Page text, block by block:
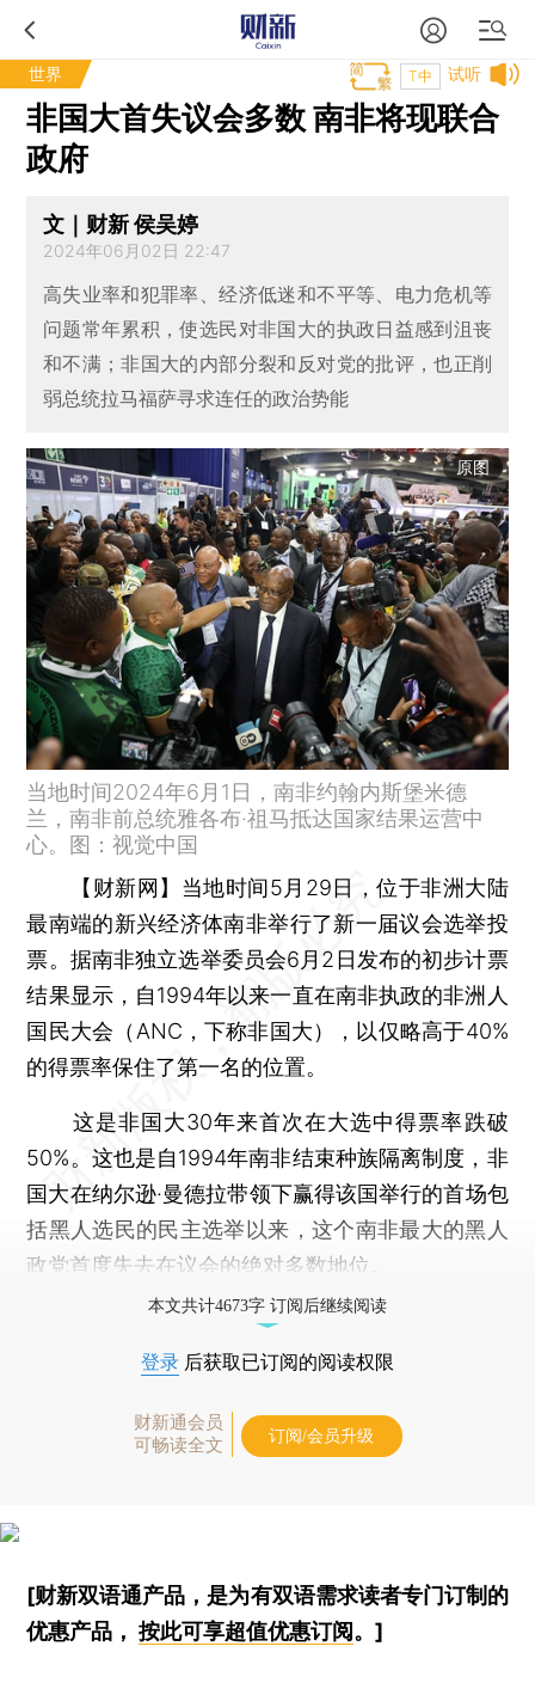
世界 试听
T中
非国大首失议会多数 南非将现联合
政府
文｜财新 侯吴婷
2024年06月02日 22:47
高失业率和犯罪率、经济低迷和不平等、电力危机等
问题常年累积，使选民对非国大的执政日益感到沮丧
和不满；非国大的内部分裂和反对党的批评，也正削
弱总统拉马福萨寻求连任的政治势能
原图
当地时间2024年6月1日，南非约翰内斯堡米德
兰，南非前总统雅各布·祖马抵达国家结果运营中
心。图：视觉中国
【财新网】 当地时间5月29日，位于非洲大陆
最南端的新兴经济体南非举行了新一届议会选举投
票。据南非独立选举委员会6月2日发布的初步计票
结果显示，自1994年以来一直在南非执政的非洲人
国民大会（ANC，下称非国大），以仅略高于40%
的得票率保住了第一名的位置。
这是非国大30年来首次在大选中得票率跌破
50%。这也是自1994年南非结束种族隔离制度，非
国大在纳尔逊·曼德拉带领下赢得该国举行的首场包
括黑人选民的民主选举以来，这个南非最大的黑人
政党首度失去在议会的绝对多数地位。
本文共计4673字 订阅后继续阅读
登录 后获取已订阅的阅读权限
财新通会员
可畅读全文
订阅/会员升级
[财新双语通产品，是为有双语需求读者专门订制的
优惠产品，按此可享超值优惠订阅。]